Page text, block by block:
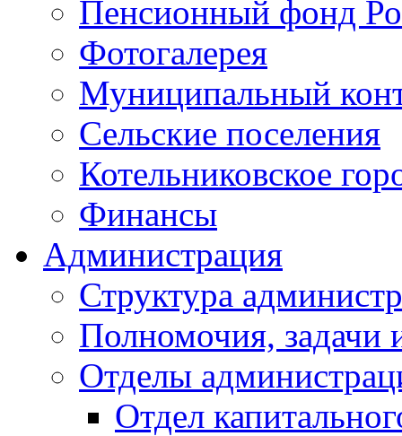
Пенсионный фонд
Фотогалерея
Муниципальный
Сельские поселения
Котельниковское
Финансы
Администрация
Структура
Полномочия, задачи
Отделы
Отдел